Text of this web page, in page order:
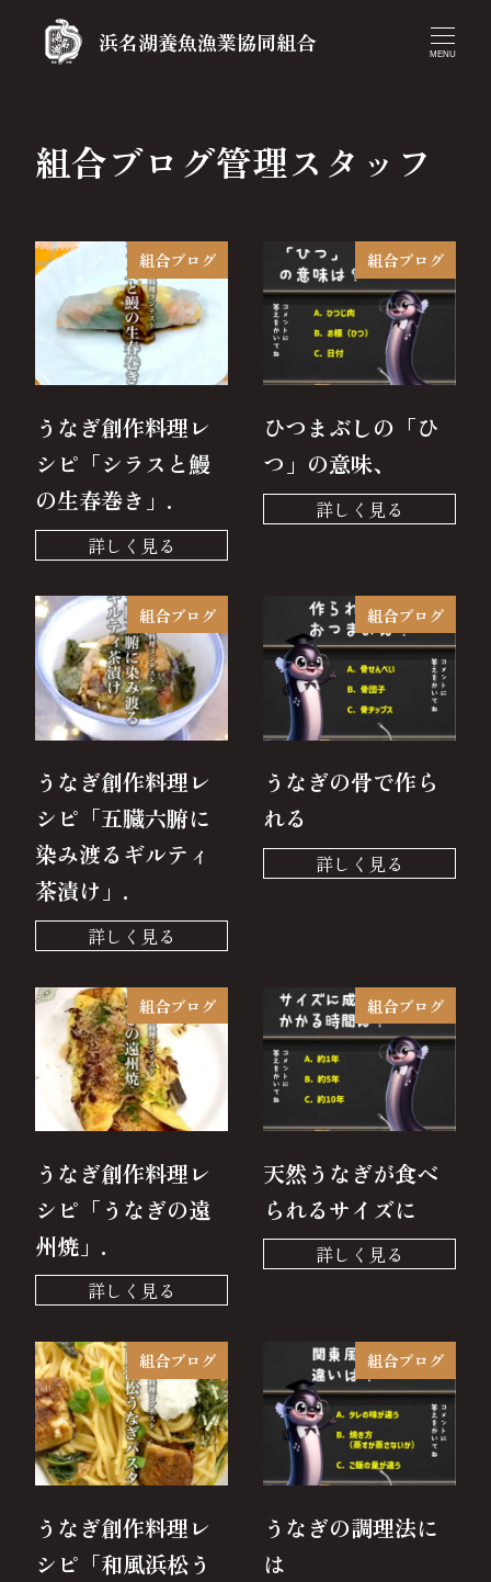
浜名湖養魚漁業協同組合 MENU
組合ブログ管理スタッフ
組合ブログ
うなぎ創作料理レ
シピ「シラスと鰻
の生春巻き」.
組合ブログ
ひつまぶしの「ひ
つ」の意味、
組合ブログ
うなぎ創作料理レ
シピ「五臓六腑に
染み渡るギルティ
茶漬け」.
組合ブログ
うなぎの骨で作ら
れる
組合ブログ
うなぎ創作料理レ
シピ「うなぎの遠
州焼」.
組合ブログ
天然うなぎが食べ
られるサイズに
組合ブログ
うなぎ創作料理レ
シピ「和風浜松う
組合ブログ
うなぎの調理法に
は